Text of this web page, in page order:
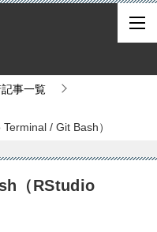
事一覧
/ Git Bash）
（RStudio